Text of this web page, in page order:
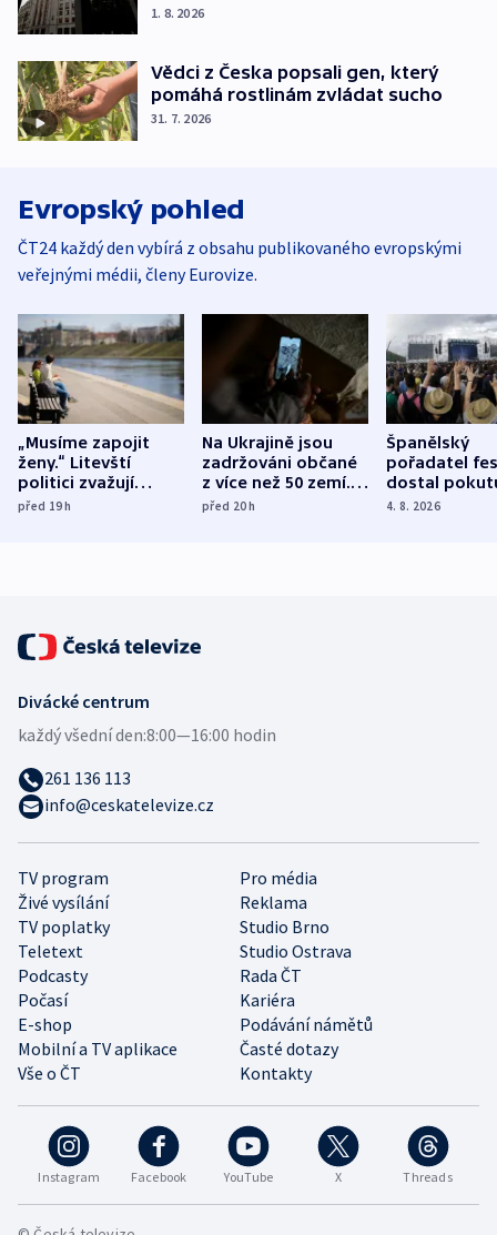
1. 8. 2026
Vědci z Česka popsali gen, který
pomáhá rostlinám zvládat sucho
31. 7. 2026
Evropský pohled
ČT24 každý den vybírá z obsahu publikovaného evropskými
veřejnými médii, členy Eurovize.
„Musíme zapojit
ženy.“ Litevští
politici zvažují
dohodu o
před 19h
Na Ukrajině jsou
zadržováni občané
z více než 50 zemí.
Bojovali na straně
před 20h
Španělský
pořadatel
dostal
nekalé
4. 8. 2026
Instagram Facebook YouTube X Threads
TV program
Pro média
Živé vysílání
Reklama
TV poplatky
Studio Brno
Teletext
Studio Ostrava
Podcasty
Rada ČT
Počasí
Kariéra
E-shop
Podávání námětů
Mobilní a TV aplikace
Časté dotazy
Vše o ČT
Kontakty
Divácké centrum
každý všední den:8:00—16:00 hodin
261 136 113
info@ceskatelevize.cz